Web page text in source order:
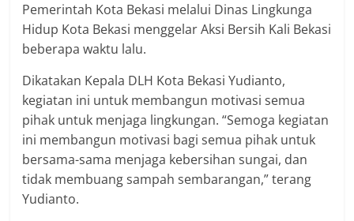
Pemerintah Kota Bekasi melalui Dinas Lingkunga
Hidup Kota Bekasi menggelar Aksi Bersih Kali Bekasi
beberapa waktu lalu.
Dikatakan Kepala DLH Kota Bekasi Yudianto,
kegiatan ini untuk membangun motivasi semua
pihak untuk menjaga lingkungan. “Semoga kegiatan
ini membangun motivasi bagi semua pihak untuk
bersama-sama menjaga kebersihan sungai, dan
tidak membuang sampah sembarangan,” terang
Yudianto.